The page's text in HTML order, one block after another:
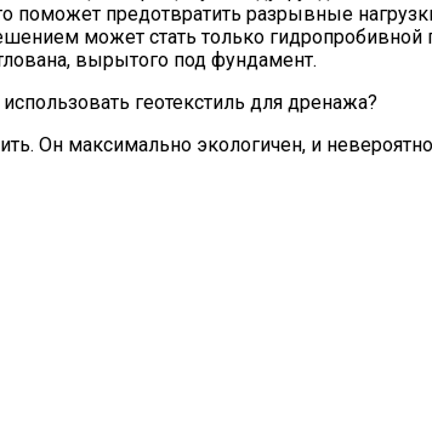
поможет предотвратить разрывные
может стать только гидропробивной
вырытого под фундамент.
Он максимально экологичен, и